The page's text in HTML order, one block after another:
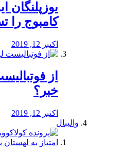
یوزپلنگان
کامبوج را
اکتبر 12, 2019
از
خبر؟
اکتبر 12, 2019
والیبال